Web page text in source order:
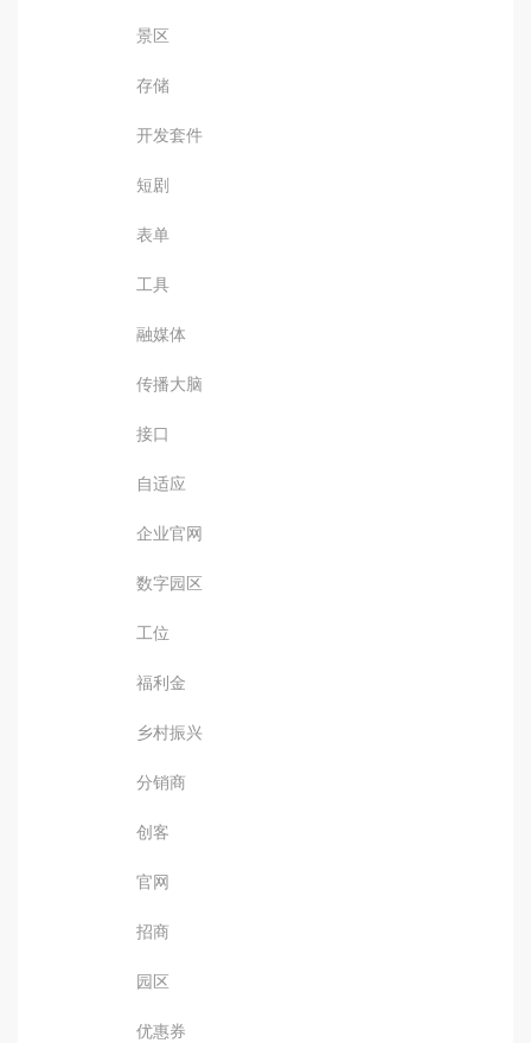
景区
存储
开发套件
短剧
表单
工具
融媒体
传播大脑
接口
自适应
企业官网
数字园区
工位
福利金
乡村振兴
分销商
创客
官网
招商
园区
优惠券